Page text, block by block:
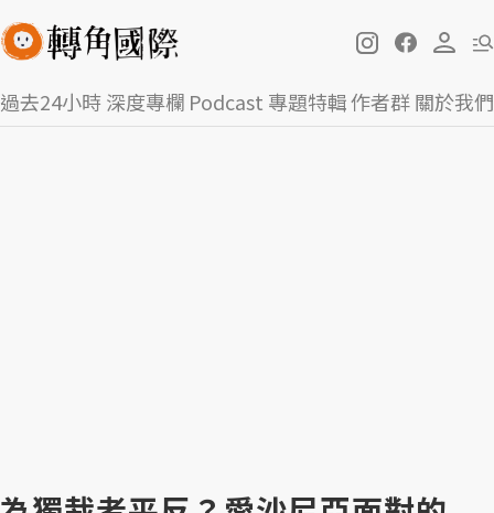
過去24小時深度專欄 Podcast 專題特輯作者群關於我們